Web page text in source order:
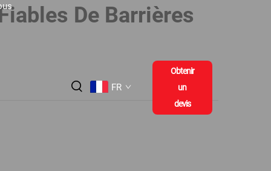
FR
Obtenir
un
devis
De Barrières